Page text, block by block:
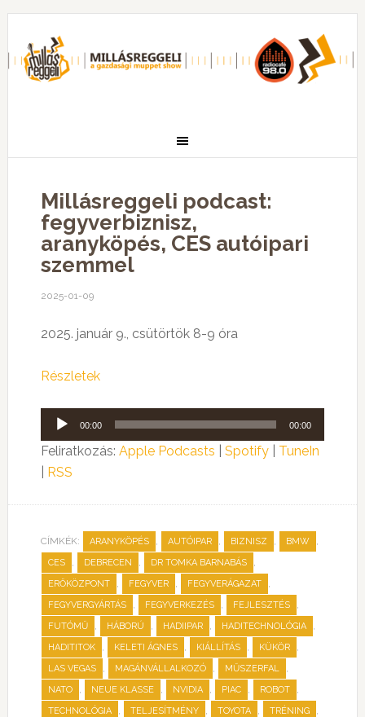
Millásreggeli podcast:
fegyverbiznisz,
aranyköpés, CES autóipari
szemmel
2025-01-09
2025. január 9., csütörtök 8-9 óra
Részletek
Audió
lejátszó
00:00 00:00
Feliratkozás: Apple Podcasts Spotify| TuneIn
RSS
CÍMKÉK: ARANYKÖPÉS , AUTÓIPAR , BIZNISZ , BMW ,
CES , DEBRECEN , DR TOMKA BARNABÁS ,
ERŐKÖZPONT , FEGYVER , FEGYVERÁGAZAT ,
FEGYVERGYÁRTÁS , FEGYVERKEZÉS , FEJLESZTÉS ,
FUTÓMŰ , HÁBORÚ , HADIIPAR , HADITECHNOLÓGIA ,
HADITITOK , KELETI ÁGNES , KIÁLLÍTÁS , KÜKÖR ,
LAS VEGAS , MAGÁNVÁLLALKOZÓ , MŰSZERFAL ,
NATO , NEUE KLASSE , NVIDIA , PIAC , ROBOT ,
TECHNOLÓGIA , TELJESÍTMÉNY , TOYOTA , TRÉNING ,